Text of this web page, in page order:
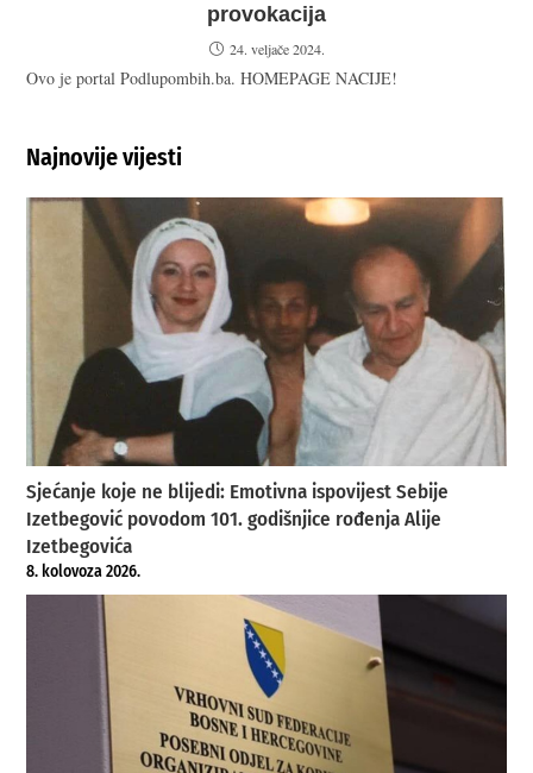
provokacija
24. veljače 2024.
Ovo je portal Podlupombih.ba. HOMEPAGE NACIJE!
Najnovije vijesti
Sjećanje koje ne blijedi: Emotivna ispovijest Sebije
Izetbegović povodom 101. godišnjice rođenja Alije
Izetbegovića
8. kolovoza 2026.